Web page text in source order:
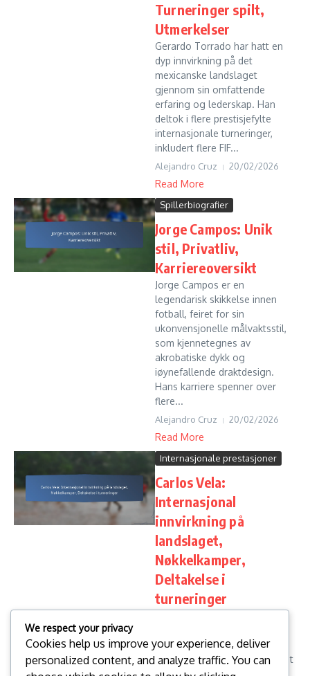
Turneringer spilt,
Utmerkelser
Gerardo Torrado har hatt en
dyp innvirkning på det
mexicanske landslaget
gjennom sin omfattende
erfaring og lederskap. Han
deltok i flere prestisjefylte
internasjonale turneringer,
inkludert flere FIF...
Alejandro Cruz 20/02/2026
Read More
Spillerbiografier
Jorge Campos: Unik
stil, Privatliv,
Karriereoversikt
Jorge Campos er en
legendarisk skikkelse innen
fotball, feiret for sin
ukonvensjonelle målvaktsstil,
som kjennetegnes av
akrobatiske dykk og
iøynefallende draktdesign.
Hans karriere spenner over
flere...
Alejandro Cruz 20/02/2026
Read More
Internasjonale prestasjoner
Carlos Vela:
Internasjonal
innvirkning på
landslaget,
Nøkkelkamper,
Deltakelse i
turneringer
landslaget, og har vist en
eksepsjonell scoringsdyktighet
og spillmakerferdigheter som
We respect your privacy
Cookies help us improve your experience, deliver
personalized content, and analyze traffic. You can